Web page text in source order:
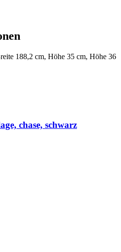
188,2 cm, Höhe 35 cm, Höhe 36
chase, schwarz